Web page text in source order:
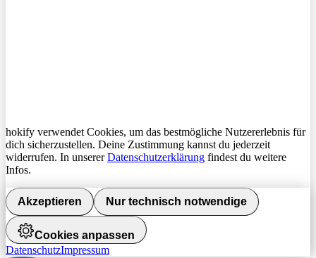
hokify verwendet Cookies, um das bestmögliche Nutzererlebnis für
dich sicherzustellen. Deine Zustimmung kannst du jederzeit
widerrufen. In unsererDatenschutzerklärung findest du weitere
Infos.
Akzeptieren Nur technisch notwendige
Cookies anpassen
DatenschutzImpressum